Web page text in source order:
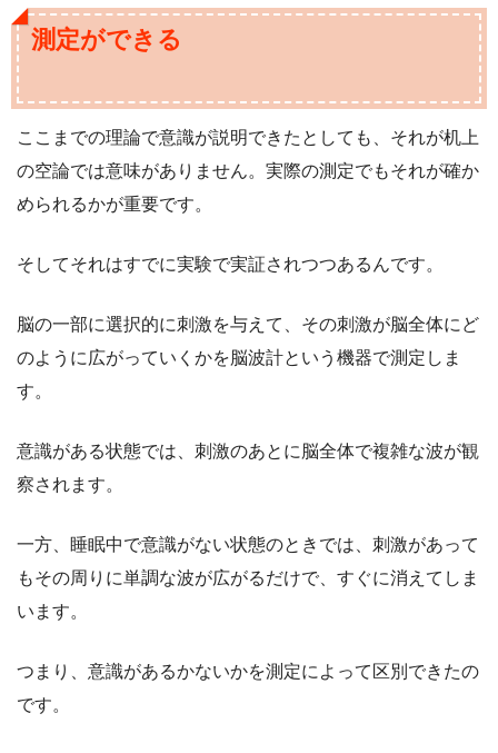
測定ができる
ここまでの理論で意識が説明できたとしても、それが机上
の空論では意味がありません。実際の測定でもそれが確か
められるかが重要です。
そしてそれはすでに実験で実証されつつあるんです。
脳の一部に選択的に刺激を与えて、その刺激が脳全体にど
のように広がっていくかを脳波計という機器で測定しま
す。
意識がある状態では、刺激のあとに脳全体で複雑な波が観
察されます。
一方、睡眠中で意識がない状態のときでは、刺激があって
もその周りに単調な波が広がるだけで、すぐに消えてしま
います。
つまり、意識があるかないかを測定によって区別できたの
です。